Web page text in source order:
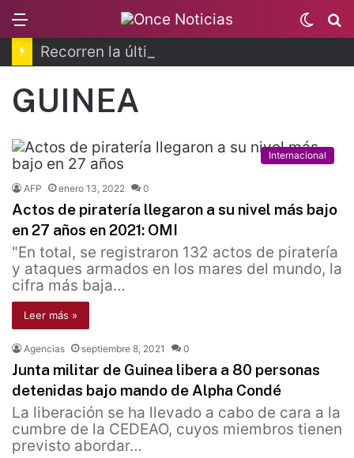
Switch
skin
GUINEA
Internacional
AFP enero 13, 2022 0
Actos de piratería llegaron a su nivel más bajo
en 27 años en 2021: OMI
"En total, se registraron 132 actos de piratería
y ataques armados en los mares del mundo, la
cifra más baja…
Leer más »
Agencias septiembre 8, 2021 0
Junta militar de Guinea libera a 80 personas
detenidas bajo mando de Alpha Condé
La liberación se ha llevado a cabo de cara a la
cumbre de la CEDEAO, cuyos miembros tienen
previsto abordar…